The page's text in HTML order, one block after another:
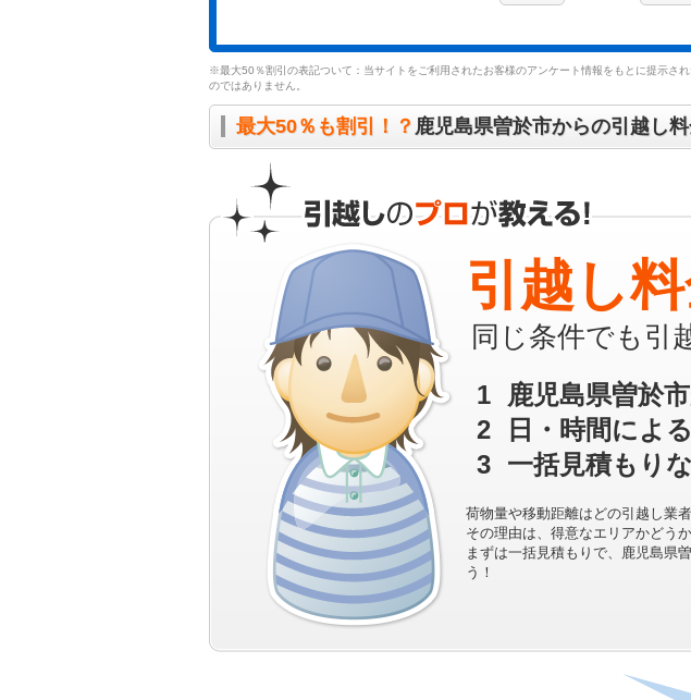
※最大50％割引の表記ついて：当サイトをご利用されたお客様のアンケート情報をもとに提示さ
のではありません。
最大50％も割引！？ 鹿児島県曽於市からの引越し
引越し
同じ条件でも引
1
鹿児島県曽於
2
日・時間によ
3 一括見積もり
荷物量や移動距離はどの引越し業
その理由は、得意なエリアかどう
まずは一括見積もりで、鹿児島県
う！